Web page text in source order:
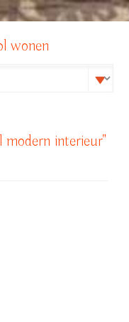
wonen
modern interieur"